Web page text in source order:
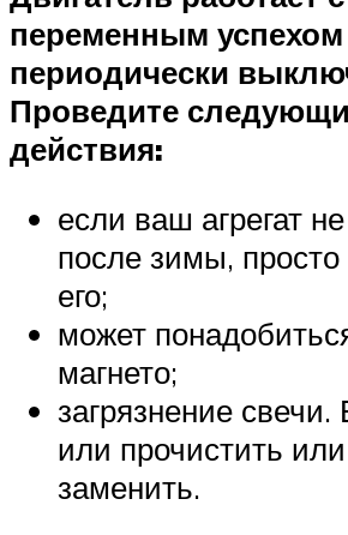
переменным
периодически
Проведите
действия:
если ваш агрегат
после зимы, просто
его;
может
магнето;
загрязнение
или прочистить
заменить.